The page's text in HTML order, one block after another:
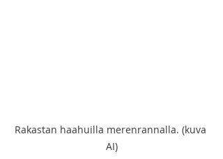
Rakastan haahuilla merenrannalla. (kuva
AI)